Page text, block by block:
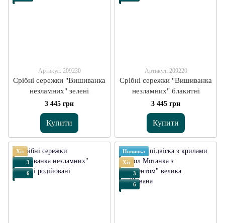
Артикул: 209230
Срібні сережки "Вишиванка
незламних" зелені
3 445 грн
Купити
Артикул: 209220
Срібні сережки "Вишиванка
незламних" блакитні
3 445 грн
Купити
Хіт
3
6
Новинка
Хіт
3
6